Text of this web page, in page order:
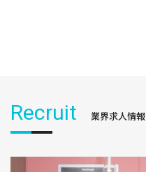
Recruit 業界求人情報